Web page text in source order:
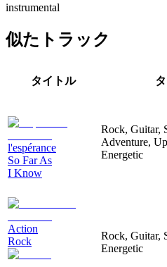
instrumental
似たトラック
タイトル
l'espérance
So Far As
I Know
Rock, Guitar,
Adventure,
Energetic
Action
Rock
Rock, Guitar,
Energetic